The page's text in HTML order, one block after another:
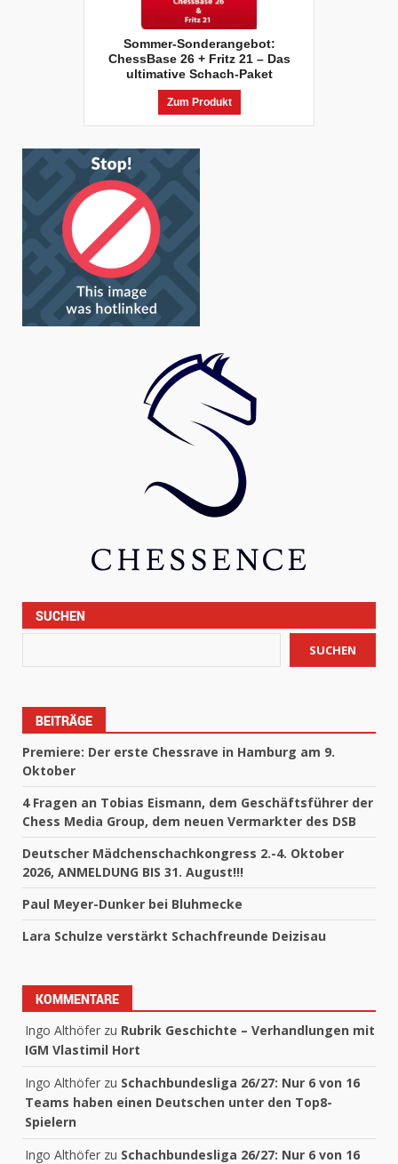
Sommer-Sonderangebot:
ChessBase 26 + Fritz 21 – Das
ultimative Schach-Paket
Zum Produkt
SUCHEN
SUCHEN
BEITRÄGE
Premiere: Der erste Chessrave in Hamburg am 9.
Oktober
4 Fragen an Tobias Eismann, dem Geschäftsführer der
Chess Media Group, dem neuen Vermarkter des DSB
Deutscher Mädchenschachkongress 2.-4. Oktober
2026, ANMELDUNG BIS 31. August!!!
Paul Meyer-Dunker bei Bluhmecke
Lara Schulze verstärkt Schachfreunde Deizisau
KOMMENTARE
Ingo Althöfer zu Rubrik Geschichte – Verhandlungen mit
IGM Vlastimil Hort
Ingo Althöfer zu Schachbundesliga 26/27: Nur 6 von 16
Teams haben einen Deutschen unter den Top8-
Spielern
Ingo Althöfer zu Schachbundesliga 26/27: Nur 6 von 16